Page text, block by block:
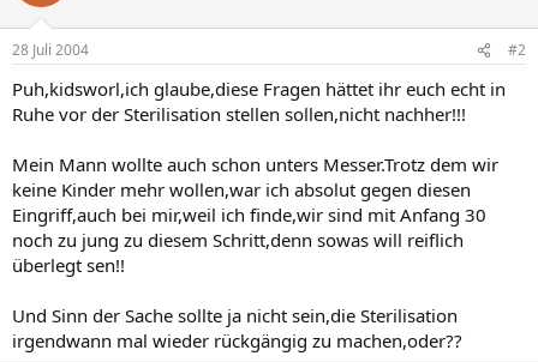
28 Juli 2004 #2
Puh,kidsworl,ich glaube,diese Fragen hättet ihr euch echt in
Ruhe vor der Sterilisation stellen sollen,nicht nachher!!!
Mein Mann wollte auch schon unters Messer.Trotz dem wir
keine Kinder mehr wollen,war ich absolut gegen diesen
Eingriff,auch bei mir,weil ich finde,wir sind mit Anfang 30
noch zu jung zu diesem Schritt,denn sowas will reiflich
überlegt sen!!
Und Sinn der Sache sollte ja nicht sein,die Sterilisation
irgendwann mal wieder rückgängig zu machen,oder??